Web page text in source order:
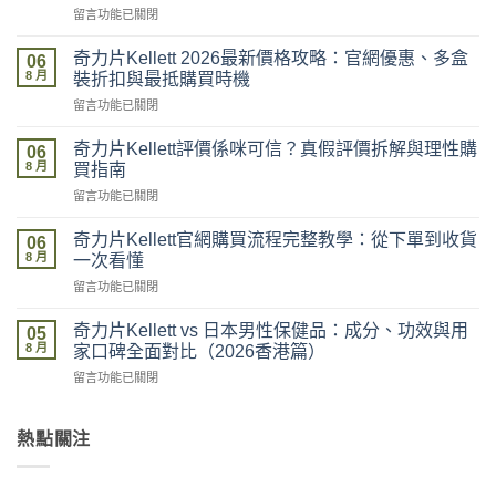
在
力
片
Kellett
邊
買
最
全？
網
vs
房
網
店
代
險
全
留言功能已關閉
06
8 月
奇力片Kellett 2026最新價格攻略：官網優惠、多盒
裝折扣與最抵購買時機
在
力
片
Kellett
2026
新
攻
官
網
惠、
裝
留言功能已關閉
06
8 月
奇力片Kellett評價係咪可信？真假評價拆解與理性購
買指南
在
力
片
Kellett
評
係
咪
信？
評
留言功能已關閉
06
8 月
奇力片Kellett官網購買流程完整教學：從下單到收貨
一次看懂
在
力
片
Kellett
官
買
留言功能已關閉
05
8 月
奇力片Kellett vs 日本男性保健品：成分、功效與用
家口碑全面對比（2026香港篇）
在
片
留言功能已關閉
熱點關注